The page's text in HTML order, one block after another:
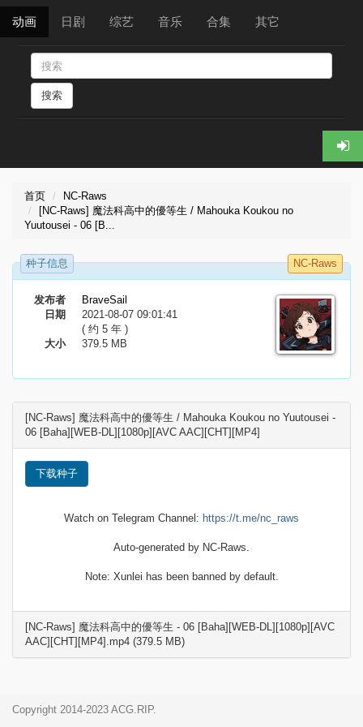
动画 日剧 综艺 音乐 合集 其它
搜索
首页
NC-Raws
[NC-Raws] 魔法科高中的優等生 / Mahouka Koukou no
Yuutousei - 06 [B...
种子信息 NC-Raws
发布者
BraveSail
日期
2021-08-07 09:01:41
( 约 5 年 )
大小
379.5 MB
[NC-Raws] 魔法科高中的優等生 / Mahouka Koukou no Yuutousei -
06 [Baha][WEB-DL][1080p][AVC AAC][CHT][MP4]
下载种子
Watch on Telegram Channel: https://t.me/nc_raws
Auto-generated by NC-Raws.
Note: Xunlei has been banned by default.
[NC-Raws] 魔法科高中的優等生 - 06 [Baha][WEB-DL][1080p][AVC
AAC][CHT][MP4].mp4 (379.5 MB)
Copyright 2014-2023 ACG.RIP.